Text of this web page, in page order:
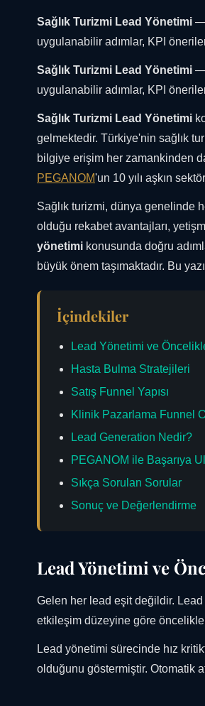
Sağlık Turizmi Lead Yönetimi —
uygulanabilir adımlar, KPI
Sağlık Turizmi Lead Yönetimi —
uygulanabilir adımlar, KPI
Sağlık Turizmi Lead Yönetimi
gelmektedir. Türkiye'nin sağlık
bilgiye erişim her zamankinden
PEGANOM'un 10 yılı aşkın
Sağlık turizmi, dünya genelinde
olduğu rekabet avantajları,
yönetimi konusunda doğru
büyük önem taşımaktadır. Bu
İçindekiler
Lead Yönetimi ve
Hasta Bulma Stratejileri
Satış Funnel Yapısı
Klinik Pazarlama Funnel
Lead Generation Nedir?
PEGANOM ile Başarıya
Sıkça Sorulan Sorular
Sonuç ve Değerlendirme
Lead Yönetimi ve
Gelen her lead eşit değildir.
etkileşim düzeyine göre
Lead yönetimi sürecinde hız
olduğunu göstermiştir. Otomatik